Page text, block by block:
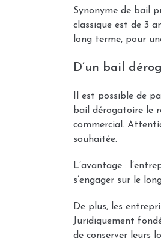
Synonyme de bail
classique est de 3
long terme, pour
D’un bail
Il est possible de
bail dérogatoire le
commercial.
souhaitée.
L’avantage :
s’engager sur le
De plus, les
Juridiquement
de conserver leurs